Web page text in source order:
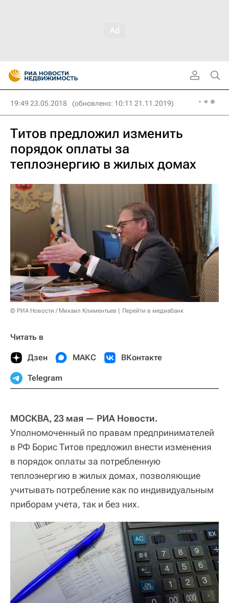
19:49 23.05.2018 (обновлено: 10:11 21.11.2019)
Титов предложил изменить
порядок оплаты за
теплоэнергию в жилых домах
© РИА Новости / Михаил Климентьев Перейти в медиабанк
Читать в
Дзен МАКС ВКонтакте
Telegram
МОСКВА, 23 мая — РИА Новости.
Уполномоченный по правам предпринимателей
в РФ Борис Титов предложил внести изменения
в порядок оплаты за потребленную
теплоэнергию в жилых домах, позволяющие
учитывать потребление как по индивидуальным
приборам учета, так и без них.